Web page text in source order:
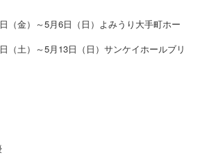
（金）～5月6日（日）よみうり大手町ホー
（土）～5月13日（日）サンケイホールブリ